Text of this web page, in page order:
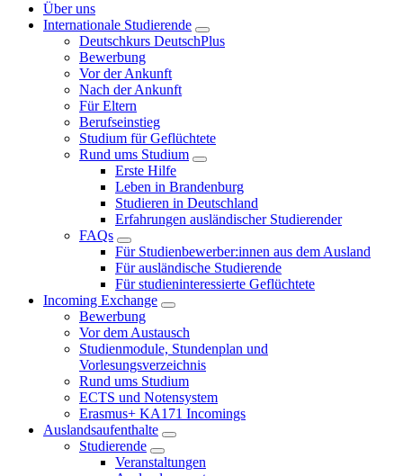
Über uns
Internationale Studierende
Deutschkurs DeutschPlus
Bewerbung
Vor der Ankunft
Nach der Ankunft
Für Eltern
Berufseinstieg
Studium für Geflüchtete
Rund ums Studium
Erste Hilfe
Leben in Brandenburg
Studieren in Deutschland
Erfahrungen ausländischer Studierender
FAQs
Für Studienbewerber:innen aus dem Ausland
Für ausländische Studierende
Für studieninteressierte Geflüchtete
Incoming Exchange
Bewerbung
Vor dem Austausch
Studienmodule, Stundenplan und
Vorlesungsverzeichnis
Rund ums Studium
ECTS und Notensystem
Erasmus+ KA171 Incomings
Auslandsaufenthalte
Studierende
Veranstaltungen